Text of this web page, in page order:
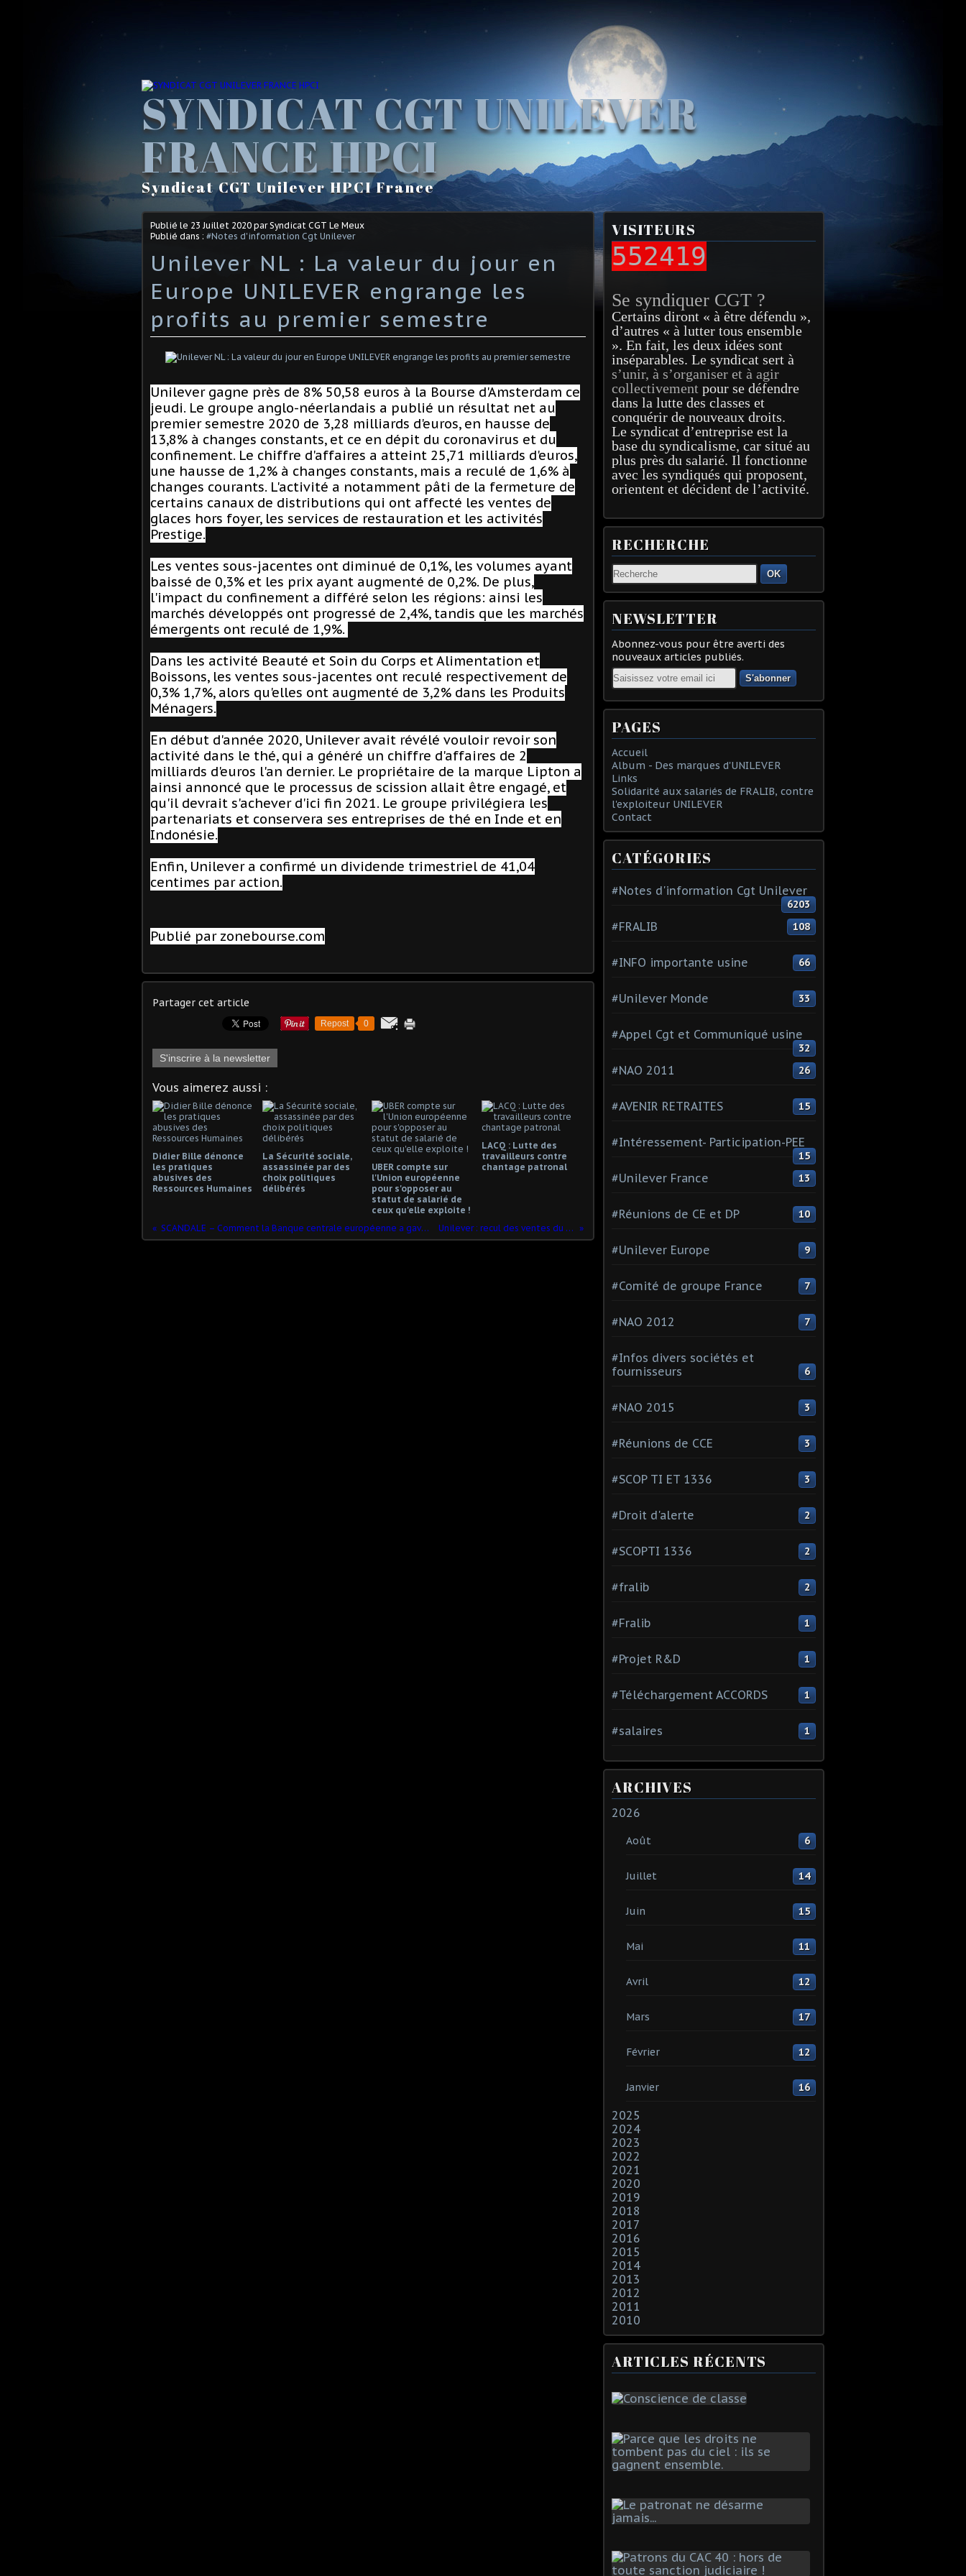
SYNDICAT CGT UNILEVER
FRANCE HPCI
Syndicat CGT Unilever HPCI France
Publié le 23 Juillet 2020 par Syndicat CGT Le Meux
Publié dans : #Notes d'information Cgt Unilever
Unilever NL : La valeur du jour en
Europe UNILEVER engrange les
profits au premier semestre
Unilever gagne près de 8% 50,58 euros à la Bourse d'Amsterdam ce
jeudi. Le groupe anglo-néerlandais a publié un résultat net au
premier semestre 2020 de 3,28 milliards d'euros, en hausse de
13,8% à changes constants, et ce en dépit du coronavirus et du
confinement. Le chiffre d'affaires a atteint 25,71 milliards d'euros,
une hausse de 1,2% à changes constants, mais a reculé de 1,6% à
changes courants. L'activité a notamment pâti de la fermeture de
certains canaux de distributions qui ont affecté les ventes de
glaces hors foyer, les services de restauration et les activités
Prestige.
Les ventes sous-jacentes ont diminué de 0,1%, les volumes ayant
baissé de 0,3% et les prix ayant augmenté de 0,2%. De plus,
l'impact du confinement a différé selon les régions: ainsi les
marchés développés ont progressé de 2,4%, tandis que les marchés
émergents ont reculé de 1,9%.
Dans les activité Beauté et Soin du Corps et Alimentation et
Boissons, les ventes sous-jacentes ont reculé respectivement de
0,3% 1,7%, alors qu'elles ont augmenté de 3,2% dans les Produits
Ménagers.
En début d'année 2020, Unilever avait révélé vouloir revoir son
activité dans le thé, qui a généré un chiffre d'affaires de 2
milliards d'euros l'an dernier. Le propriétaire de la marque Lipton a
ainsi annoncé que le processus de scission allait être engagé, et
qu'il devrait s'achever d'ici fin 2021. Le groupe privilégiera les
partenariats et conservera ses entreprises de thé en Inde et en
Indonésie.
Enfin, Unilever a confirmé un dividende trimestriel de 41,04
centimes par action.
Publié par zonebourse.com
Partager cet article
Repost 0
S'inscrire à la newsletter
Vous aimerez aussi :
Didier Bille dénonce
les pratiques
abusives des
Ressources Humaines
La Sécurité sociale,
assassinée par des
choix politiques
délibérés
UBER compte sur
l'Union européenne
pour s'opposer au
statut de salarié de
ceux qu'elle exploite !
LACQ : Lutte des
travailleurs contre
chantage patronal
SCANDALE – Comment la Banque centrale européenne a gavé l’homme le plus riche de France Unilever : recul des ventes du semestre de -0,1%
VISITEURS
552419
Se syndiquer CGT ?
Certains diront « à être défendu »,
d’autres « à lutter tous ensemble
». En fait, les deux idées sont
inséparables. Le syndicat sert à
s’unir, à s’organiser et à agir
collectivement pour se défendre
dans la lutte des classes et
conquérir de nouveaux droits.
Le syndicat d’entreprise est la
base du syndicalisme, car situé au
plus près du salarié. Il fonctionne
avec les syndiqués qui proposent,
orientent et décident de l’activité.
RECHERCHE
OK
NEWSLETTER
Abonnez-vous pour être averti des
nouveaux articles publiés.
Email
PAGES
Accueil
Album - Des marques d'UNILEVER
Links
Solidarité aux salariés de FRALIB, contre
l'exploiteur UNILEVER
Contact
CATÉGORIES
#Notes d'information Cgt Unilever
6203
#FRALIB 108
#INFO importante usine 66
#Unilever Monde 33
#Appel Cgt et Communiqué usine
32
#NAO 2011 26
#AVENIR RETRAITES 15
#Intéressement- Participation-PEE
15
#Unilever France 13
#Réunions de CE et DP 10
#Unilever Europe 9
#Comité de groupe France 7
#NAO 2012 7
#Infos divers sociétés et
fournisseurs
6
#NAO 2015 3
#Réunions de CCE 3
#SCOP TI ET 1336 3
#Droit d'alerte 2
#SCOPTI 1336 2
#fralib 2
#Fralib 1
#Projet R&D 1
#Téléchargement ACCORDS 1
#salaires 1
ARCHIVES
2026
Août 6
Juillet 14
Juin 15
Mai 11
Avril 12
Mars 17
Février 12
Janvier 16
2025
2024
2023
2022
2021
2020
2019
2018
2017
2016
2015
2014
2013
2012
2011
2010
ARTICLES RÉCENTS